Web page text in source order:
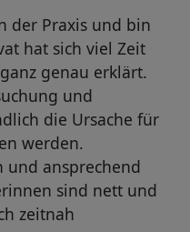
der Praxis und bin
hat sich viel Zeit
genau erklärt.
und
die Ursache für
werden.
und ansprechend
sind nett und
zeitnah